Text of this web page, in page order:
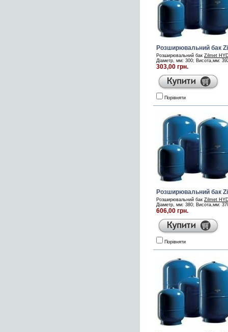
Розширювальний бак
Розширювальний бак Zilmet
Діаметр, мм: 300; Висота,мм:
303,00 грн.
Порівняти
Розширювальний бак
Розширювальний бак Zilmet
Діаметр, мм: 380; Висота,мм:
606,00 грн.
Порівняти